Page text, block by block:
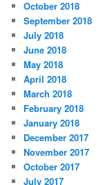
October 2018
September 2018
July 2018
June 2018
May 2018
April 2018
March 2018
February 2018
January 2018
December 2017
November 2017
October 2017
July 2017